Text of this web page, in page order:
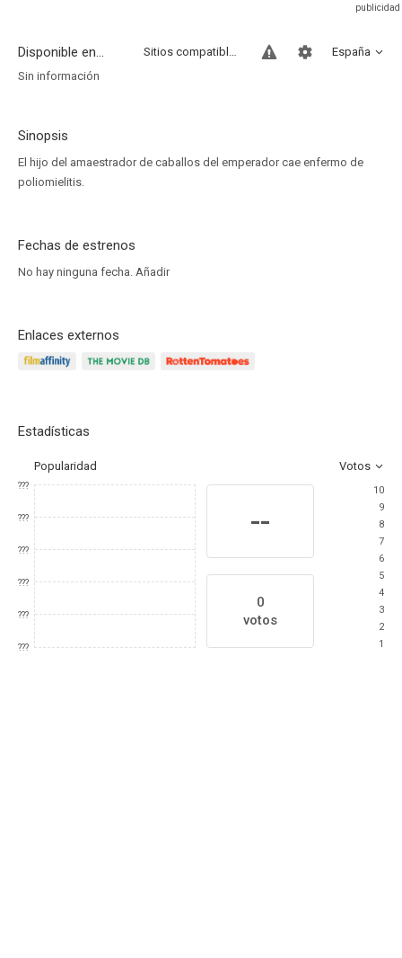
Disponible en... España
Sitios compatibles
Sin información
Sinopsis
El hijo del amaestrador de caballos del emperador cae enfermo de
poliomielitis.
Fechas de estrenos
No hay ninguna fecha. Añadir
Enlaces externos
Estadísticas
Popularidad Votos
???
???
???
???
???
???
--
0
votos
10
9
8
7
6
5
4
3
2
1